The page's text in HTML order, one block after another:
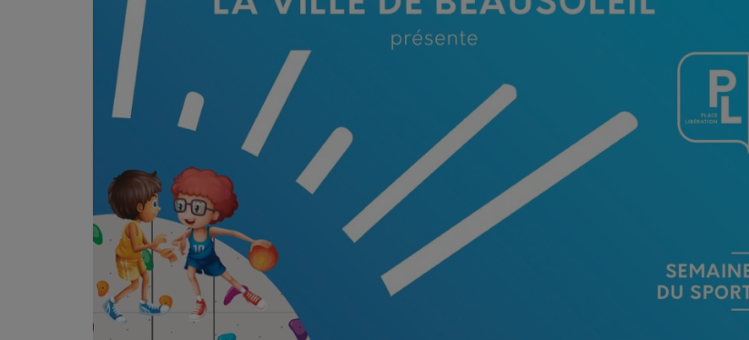
Team Building Radio
CÔTE D'AZUR
EVÉNEMENTS
CIRCULATION EN TEMPS RÉEL